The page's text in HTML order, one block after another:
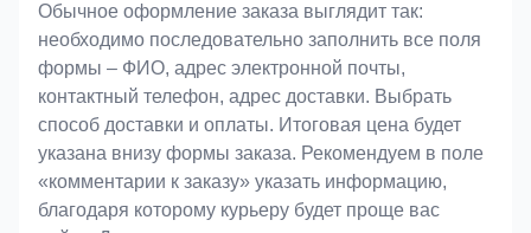
Обычное оформление заказа выглядит так:
необходимо последовательно заполнить все поля
формы – ФИО, адрес электронной почты,
контактный телефон, адрес доставки. Выбрать
способ доставки и оплаты. Итоговая цена будет
указана внизу формы заказа. Рекомендуем в поле
«комментарии к заказу» указать информацию,
благодаря которому курьеру будет проще вас